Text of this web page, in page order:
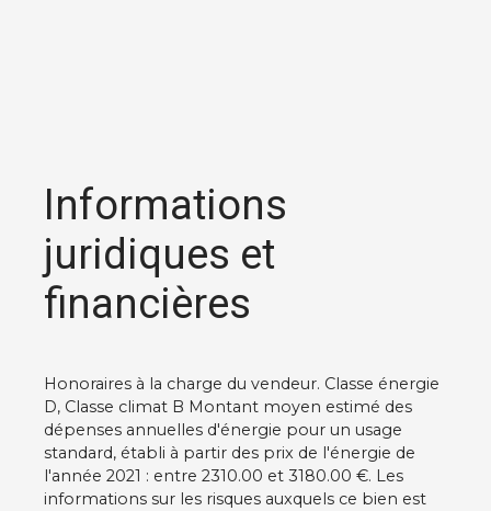
Informations
juridiques et
financières
Honoraires à la charge du vendeur. Classe énergie
D, Classe climat B Montant moyen estimé des
dépenses annuelles d'énergie pour un usage
standard, établi à partir des prix de l'énergie de
l'année 2021 : entre 2310.00 et 3180.00 €. Les
informations sur les risques auxquels ce bien est